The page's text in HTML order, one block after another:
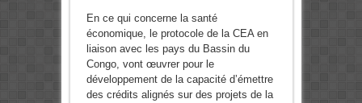
En ce qui concerne la santé
économique, le protocole de la CEA en
liaison avec les pays du Bassin du
Congo, vont œuvrer pour le
développement de la capacité d’émettre
des crédits alignés sur des projets de la